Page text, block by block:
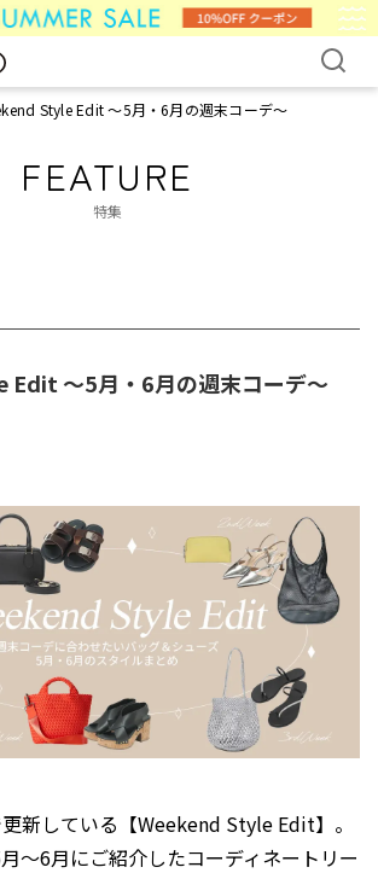
Style Edit 〜5月・6月の週末コーデ〜
FEATURE
特集
Edit 〜5月・6月の週末コーデ〜
新している【Weekend Style Edit】。
〜6月にご紹介したコーディネートリー